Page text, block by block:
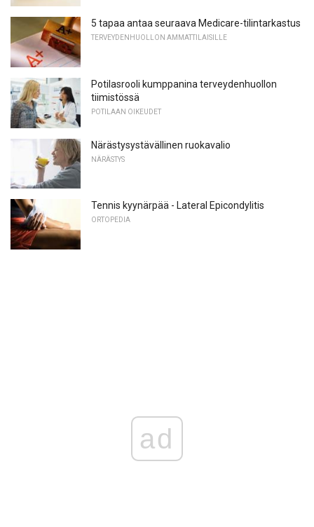
5 tapaa antaa seuraava Medicare-tilintarkastus
TERVEYDENHUOLLON AMMATTILAISILLE
Potilasrooli kumppanina terveydenhuollon
tiimistössä
POTILAAN OIKEUDET
Närästysystävällinen ruokavalio
NÄRÄSTYS
Tennis kyynärpää - Lateral Epicondylitis
ORTOPEDIA
ad